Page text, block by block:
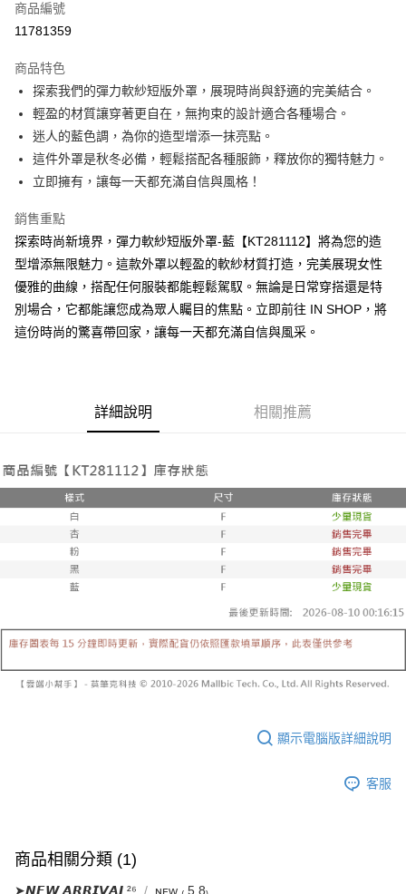
超商取貨付款
Apple Pay
街口支付
Google Pay
大哥付你分期
相關說明
1.本服務由台灣大哥大提供，台灣大哥大用戶可立即使用無須另外申請。
2.付款方式選擇「大哥付你分期」，訂單成立後會自動跳轉到大哥付的交易
流程，驗證手機門號後，選擇欲分期的期數、繳款截止日，確認付款後即完
成交易。
3.實際核准額度、可分期數及費用金額請依後續交易確認頁面所載為準。
4.訂單成立30分鐘內，如未前往確認交易或遇審核未通過，訂單將自動取
【注意事項】
1.本服務係由「台灣大哥大股份有限公司」（以下簡稱本公司）所提供，讓
用戶於交易時，得透過本服務購買商品或服務，並由商店將買賣／分期付款
買賣價金債權讓與本公司後，依約使用本公司帳單繳交帳款。
2.基於同意付款使用「大哥付你分期」之契約關係目的，商店將以您的個人
資料（包含姓名、電話或地址）提供予台灣大哥大進項蒐集、處理及利用，
由本公司與您本人進行分期帳單所需資料之確認、核對及更正。
3.完整用戶服務條款，請詳閱以下連結：
https://oppay.tw/userRule
AFTEE先享後付
相關說明
【關於「AFTEE先享後付」】
AFTEE先享後付是「在收到商品之後才付款」的支付方式。 讓您購物簡單
便利好安心！
１．簡單：不需註冊會員、不需綁卡、不需儲值。
１．於結帳方式選擇「AFTEE先享後付」後，將跳轉至「AFTEE先享後付」
結帳頁面，進行簡訊認證並確認金額後，即可完成結帳。
３．收到繳費通知簡訊後14天內，點擊此簡訊中的連結，可透過四大超商／
※ 請注意：結帳手續完成當下不需立刻繳費，但若您需要取消訂單，請聯絡
購買商品的店家。未經商家同意取消之訂單仍視為有效，需透過AFTEE先享
後付繳納相關費用。
※ 交易是否成功請以「AFTEE先享後付 」之結帳頁面顯示為準，若有關於
是否繳費成功／繳費後需取消欲退款等相關疑問，請聯繫「AFTEE先享後付
客戶支援中心」
https://netprotections.freshdesk.com/support/home
１．透過由恩沛科技股份有限公司提供之「AFTEE先享後付」服務完成之交
易，需依本服務之必要範圍內提供個人資料，並將交易相關給付款項請求債
２．關於個人資料處理事宜，請瀏覽以下網址：
時審查核予不同之上限額度；若仍有額度不足之情形，本公司將視審查結果
付款後全家取貨
已關閉，請勿下單
每筆NT$10,000
已關閉，請勿下單(付取)
每筆NT$10,000
每筆NT$60，滿NT$1,800(含以上)免運費
每筆NT$60，滿NT$1,600(含以上)免運費
查看運費
商品編號
11781359
商品特色
探索我們的彈力軟紗短版外罩，展現時尚與舒適的完美結合。
輕盈的材質讓穿著更自在，無拘束的設計適合各種場合。
迷人的藍色調，為你的造型增添一抹亮點。
這件外罩是秋冬必備，輕鬆搭配各種服飾，釋放你的獨特魅力。
立即擁有，讓每一天都充滿自信與風格！
銷售重點
探索時尚新境界，彈力軟紗短版外罩-藍【KT281112】將為您的造
型增添無限魅力。這款外罩以輕盈的軟紗材質打造，完美展現女性
優雅的曲線，搭配任何服裝都能輕鬆駕馭。無論是日常穿搭還是特
別場合，它都能讓您成為眾人矚目的焦點。立即前往 IN SHOP，將
這份時尚的驚喜帶回家，讓每一天都充滿自信與風采。
詳細說明 相關推薦
顯示電腦版詳細說明
客服
商品相關分類 (1)
➤𝙉𝙀𝙒 𝘼𝙍𝙍𝙄𝙑𝘼𝙇²⁶ ɴᴇᴡ ₍ 5.8₎